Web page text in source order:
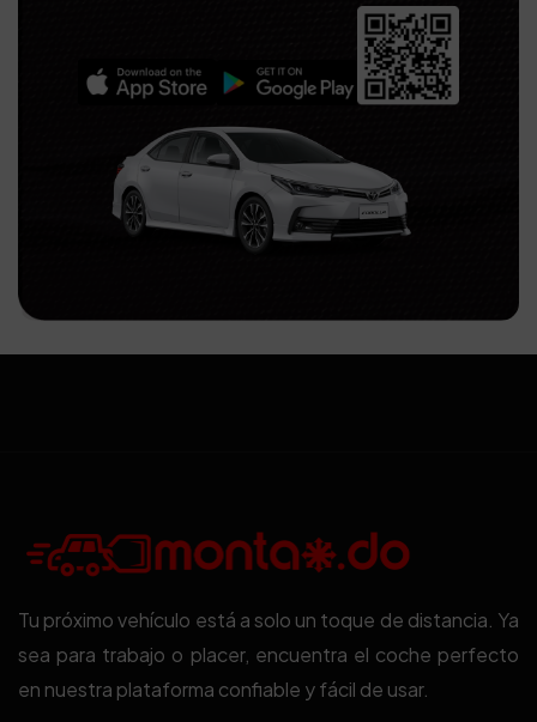
Tu próximo vehículo está a solo un toque de distancia. Ya
sea para trabajo o placer, encuentra el coche perfecto
en nuestra plataforma confiable y fácil de usar.